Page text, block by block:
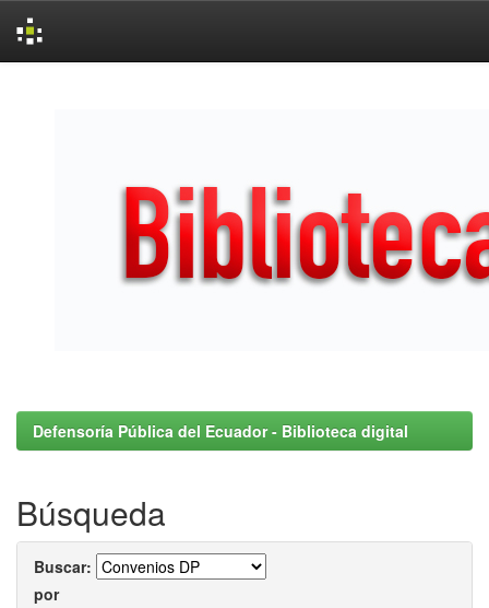
Defensoría Pública del Ecuador - Biblioteca digital
Búsqueda
Buscar:
por